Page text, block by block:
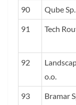
90 Qube Sp.
91 Tech
92
o.o.
93 Bramar